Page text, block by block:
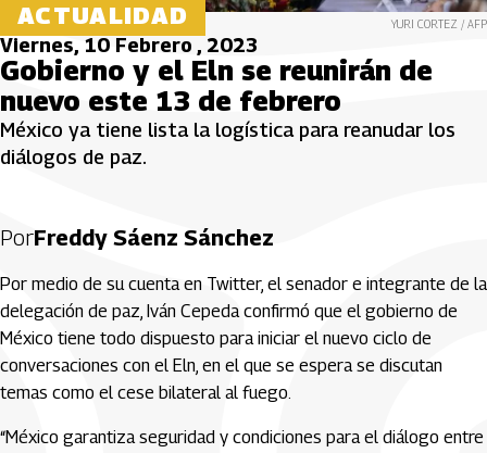
ACTUALIDAD YURI CORTEZ / AFP
Viernes, 10 Febrero , 2023
Gobierno y el Eln se reunirán de
nuevo este 13 de febrero
México ya tiene lista la logística para reanudar los
diálogos de paz.
PorFreddy Sáenz Sánchez
Por medio de su cuenta en Twitter, el senador e integrante de la
delegación de paz, Iván Cepeda confirmó que el gobierno de
México tiene todo dispuesto para iniciar el nuevo ciclo de
conversaciones con el Eln, en el que se espera se discutan
temas como el cese bilateral al fuego.
“México garantiza seguridad y condiciones para el diálogo entre